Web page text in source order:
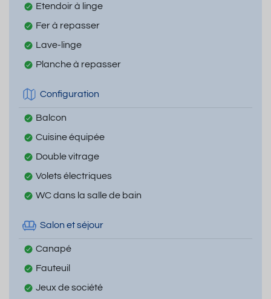
Etendoir à linge
Fer à repasser
Lave-linge
Planche à repasser
Configuration
Balcon
Cuisine équipée
Double vitrage
Volets électriques
WC dans la salle de bain
Salon et séjour
Canapé
Fauteuil
Jeux de société